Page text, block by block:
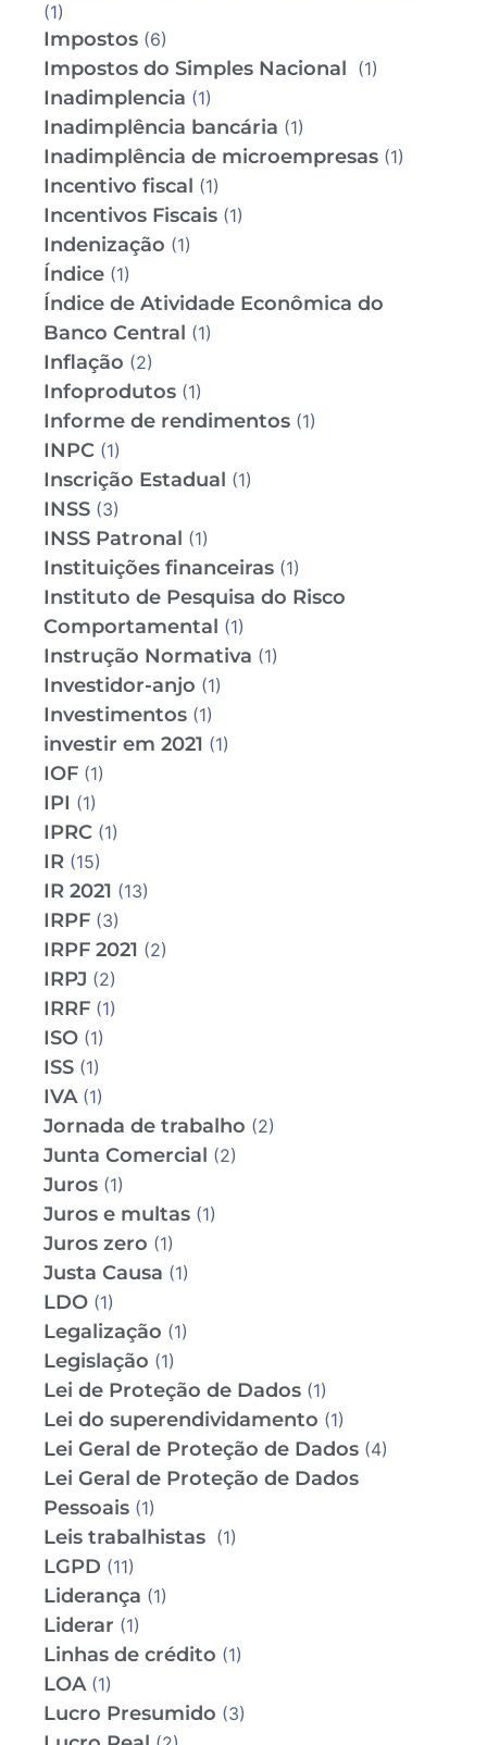
(1)
Impostos (6)
Impostos do Simples Nacional (1)
Inadimplencia (1)
Inadimplência bancária (1)
Inadimplência de microempresas (1)
Incentivo fiscal (1)
Incentivos Fiscais (1)
Indenização (1)
Índice (1)
Índice de Atividade Econômica do
Banco Central (1)
Inflação (2)
Infoprodutos (1)
Informe de rendimentos (1)
INPC (1)
Inscrição Estadual (1)
INSS (3)
INSS Patronal (1)
Instituições financeiras (1)
Instituto de Pesquisa do Risco
Comportamental (1)
Instrução Normativa (1)
Investidor-anjo (1)
Investimentos (1)
investir em 2021 (1)
IOF (1)
IPI (1)
IPRC (1)
IR (15)
IR 2021 (13)
IRPF (3)
IRPF 2021 (2)
IRPJ (2)
IRRF (1)
ISO (1)
ISS (1)
IVA(1)
Jornada de trabalho (2)
Junta Comercial (2)
Juros (1)
Juros e multas (1)
Juros zero (1)
Justa Causa (1)
LDO (1)
Legalização (1)
Legislação (1)
Lei de Proteção de Dados (1)
Lei do superendividamento (1)
Lei Geral de Proteção de Dados (4)
Lei Geral de Proteção de Dados
Pessoais (1)
Leis trabalhistas (1)
LGPD (11)
Liderança (1)
Liderar (1)
Linhas de crédito (1)
LOA(1)
Lucro Presumido (3)